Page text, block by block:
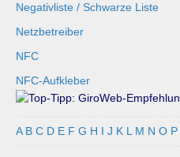
Negativliste / Schwarze Liste
Netzbetreiber
NFC
NFC-Aufkleber
A B C D E F G H I J K L M N O P